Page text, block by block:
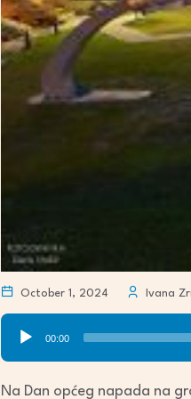
October 1, 2024 Ivana
Audio
Player
00:00
Na Dan općeg napada na